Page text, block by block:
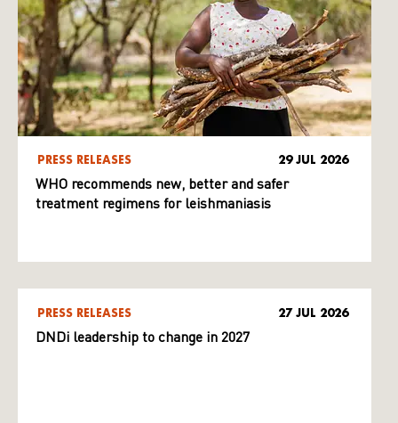
PRESS RELEASES 29 JUL 2026
WHO recommends new, better and safer
treatment regimens for leishmaniasis
PRESS RELEASES 27 JUL 2026
DNDi leadership to change in 2027